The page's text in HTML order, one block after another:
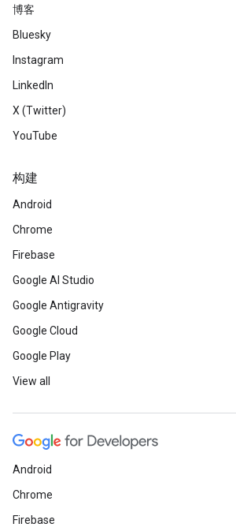
博客
Bluesky
Instagram
LinkedIn
X (Twitter)
YouTube
构建
Android
Chrome
Firebase
Google AI Studio
Google Antigravity
Google Cloud
Google Play
View all
Android
Chrome
Firebase